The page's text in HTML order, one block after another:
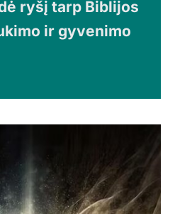
ryšį tarp Biblijos
ir gyvenimo